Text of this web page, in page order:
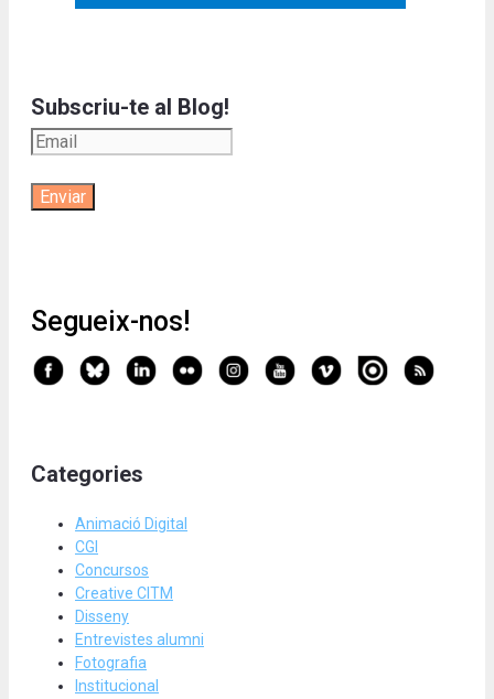
Subscriu-te al Blog!
Segueix-nos!
Categories
Animació Digital
CGI
Concursos
Creative CITM
Disseny
Entrevistes alumni
Fotografia
Institucional